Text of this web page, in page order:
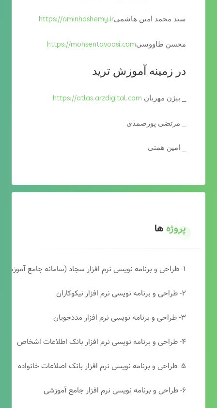
سید محمد امین هاشمیhttps://aminhashemy.ir
محسن طاووسیhttps://mohsentavoosi.com
در زمینه آموزش ترید
_ بیژن مهربان https://atlas.arzdigital.com
_ مرتضی پورصمدی
_ امین همتی
پروژهها
۱- طراحی و برنامه نویسی نرم افزار سجاد (سامانه جامع آموزشی دارالقرآن)
۲- طراحی و برنامه نویسی نرم افزار نیکوکاران
۳- طراحی و برنامه نویسی نرم افزار مددجویان
۴- طراحی و برنامه نویسی نرم افزار بانک اطلاعات اشخاص
۵- طراحی و برنامه نویسی نرم افزار بانک اصلاعات خانواده
۶- طراحی و برنامه نویسی نرم افزار جامع آموزشی